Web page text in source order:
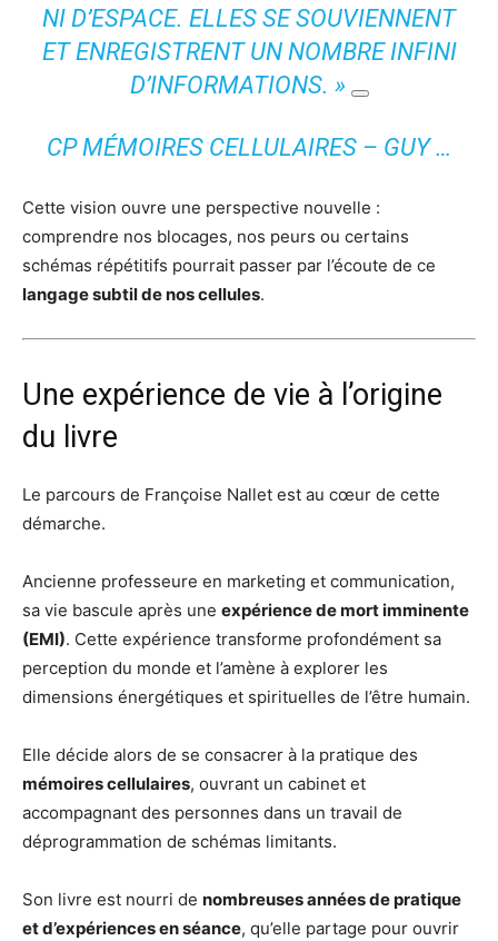
NI D’ESPACE. ELLES SE SOUVIENNENT
ET ENREGISTRENT UN NOMBRE INFINI
D’INFORMATIONS. »
CP MÉMOIRES CELLULAIRES – GUY …
Cette vision ouvre une perspective nouvelle :
comprendre nos blocages, nos peurs ou certains
schémas répétitifs pourrait passer par l’écoute de ce
langage subtil de nos cellules.
Une expérience de vie à l’origine
du livre
Le parcours de Françoise Nallet est au cœur de cette
démarche.
Ancienne professeure en marketing et communication,
sa vie bascule après une expérience de mort imminente
(EMI). Cette expérience transforme profondément sa
perception du monde et l’amène à explorer les
dimensions énergétiques et spirituelles de l’être humain.
Elle décide alors de se consacrer à la pratique des
mémoires cellulaires, ouvrant un cabinet et
accompagnant des personnes dans un travail de
déprogrammation de schémas limitants.
Son livre est nourri de nombreuses années de pratique
et d’expériences en séance, qu’elle partage pour ouvrir